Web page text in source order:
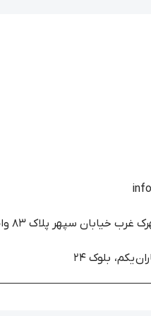
خیابان سپهر پلاک 83 واحد یک
یکم، بلوک 24